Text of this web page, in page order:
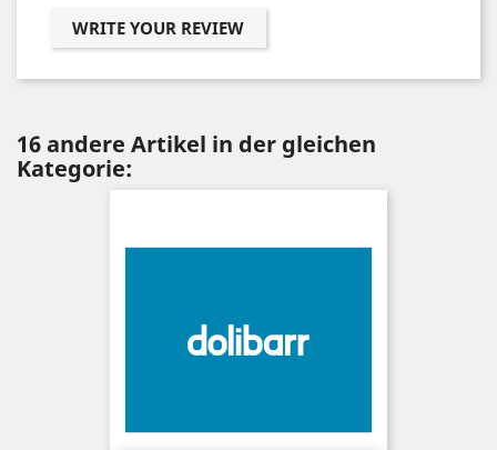
WRITE YOUR REVIEW
16 andere Artikel in der gleichen
Kategorie: